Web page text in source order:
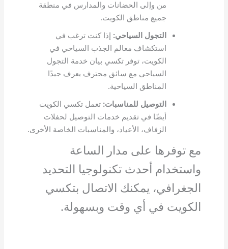
من وإلى الحضانات والمدارس في منطقة
جميع مناطق الكويت.
التجول السياحي: إذا كنت ترغب في
استكشاف معالم الجذب السياحي في
الكويت، توفر تكسي بيان خدمة التجول
السياحي مع سائق محترف يعرف جيدًا
المناطق السياحية.
التوصيل للمناسبات: تعمل تكسي الكويت
أيضًا في تقديم خدمات التوصيل لحفلات
الزفاف، الأعياد، والمناسبات الخاصة الأخرى.
مع توفرها على مدار الساعة
واستخدام أحدث تكنولوجيا التحديد
الجغرافي، يمكنك الاتصال بتكسي
الكويت في أي وقت وبسهولة.